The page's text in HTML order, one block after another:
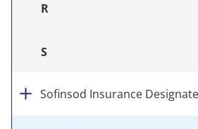
R
S
Sofinsod Insurance